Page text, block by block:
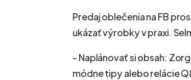
Predaj oblečenia na FB
ukázať výrobky v praxi.
- Naplánovať si obsah:
módne tipy alebo relácie